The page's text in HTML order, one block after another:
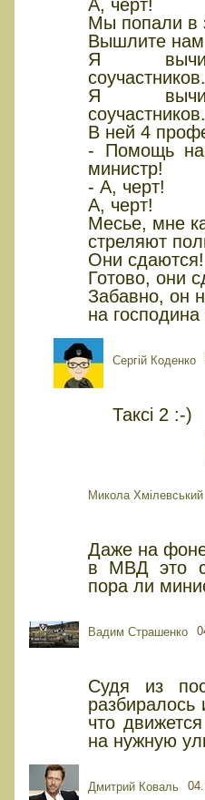
А, черт!
Мы попали в
Вышлите нам
Я
соучастников.
Я
соучастников.
В ней 4
- Помощь
министр!
- А, черт!
А, черт!
Месье, мне
стреляют
Они сдаются!
Готово, они
Забавно, он
на
Сергій Коденко
Таксі 2 :-)
Микола Хмілевський
Даже на
в МВД это
пора ли
Вадим Страшенко
Судя из
разбиралось
что
на нужную
Дмитрий Коваль